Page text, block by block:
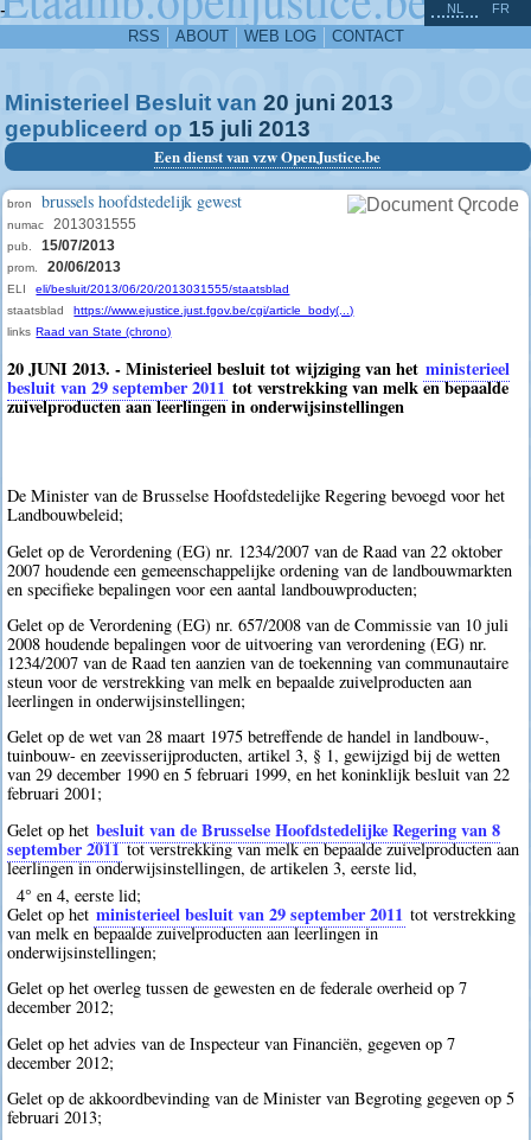
-
RSS ABOUT WEB LOG CONTACT
NL FR
Ministerieel Besluit van 20 juni 2013
gepubliceerd op 15 juli 2013
Een dienst van vzw OpenJustice.be
bron brussels hoofdstedelijk gewest
numac 2013031555
pub. 15/07/2013
prom. 20/06/2013
ELI
eli/besluit/2013/06/20/2013031555/staatsblad
staatsblad
https://www.ejustice.just.fgov.be/cgi/article_body(...)
links Raad van State (chrono)
20 JUNI 2013. - Ministerieel besluit tot wijziging van het ministerieel
besluit van 29 september 2011 tot verstrekking van melk en bepaalde
zuivelproducten aan leerlingen in onderwijsinstellingen
De Minister van de Brusselse Hoofdstedelijke Regering bevoegd voor het
Landbouwbeleid;
Gelet op de Verordening (EG) nr. 1234/2007 van de Raad van 22 oktober
2007 houdende een gemeenschappelijke ordening van de landbouwmarkten
en specifieke bepalingen voor een aantal landbouwproducten;
Gelet op de Verordening (EG) nr. 657/2008 van de Commissie van 10 juli
2008 houdende bepalingen voor de uitvoering van verordening (EG) nr.
1234/2007 van de Raad ten aanzien van de toekenning van communautaire
steun voor de verstrekking van melk en bepaalde zuivelproducten aan
leerlingen in onderwijsinstellingen;
Gelet op de wet van 28 maart 1975 betreffende de handel in landbouw-,
tuinbouw- en zeevisserijproducten, artikel 3, § 1, gewijzigd bij de wetten
van 29 december 1990 en 5 februari 1999, en het koninklijk besluit van 22
februari 2001;
Gelet op het besluit van de Brusselse Hoofdstedelijke Regering van 8
september 2011tot verstrekking van melk en bepaalde zuivelproducten aan
leerlingen in onderwijsinstellingen, de artikelen 3, eerste lid,
4° en 4, eerste lid;
Gelet op het ministerieel besluit van 29 september 2011 tot verstrekking
van melk en bepaalde zuivelproducten aan leerlingen in
onderwijsinstellingen;
Gelet op het overleg tussen de gewesten en de federale overheid op 7
december 2012;
Gelet op het advies van de Inspecteur van Financiën, gegeven op 7
december 2012;
Gelet op de akkoordbevinding van de Minister van Begroting gegeven op 5
februari 2013;
^